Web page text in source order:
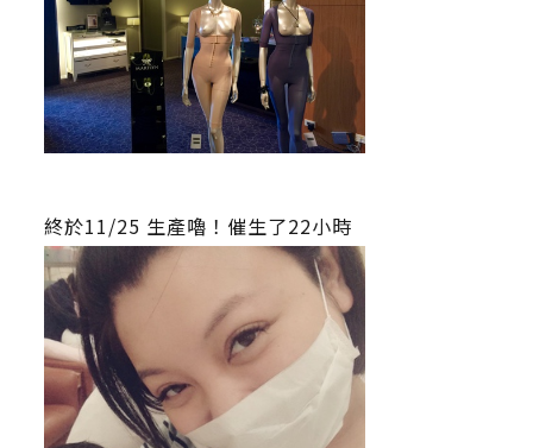
終於11/25 生產嚕！催生了22小時